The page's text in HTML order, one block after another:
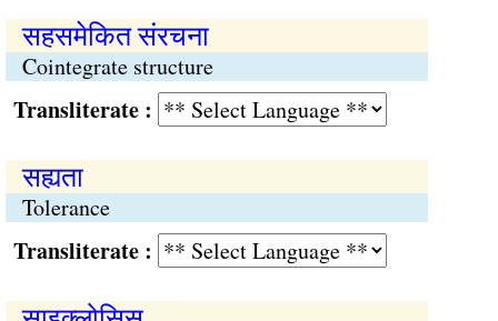
सहसमेकित संरचना
Cointegrate structure
:
सह्यता
Tolerance
: